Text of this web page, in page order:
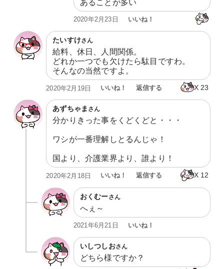
あることが多い
2020年2月23日 いいね！
たいすけさん
給料、休日、人間関係。
どれか一つでも欠けたら駄目ですわ。
そんなの当然ですよ。
X 23
2020年2月19日 いいね！ 返信する
あずちゃま さん
分かりきった事をくどくどと・・・
ワシが一番理解しとるんじゃ！
国より、介護業界より、誰より！
X 12
2020年2月18日 いいね！ 返信する
おくむーさん
へぇ～
2021年6月21日 いいね！
いしつしおさん
どちら様ですか？